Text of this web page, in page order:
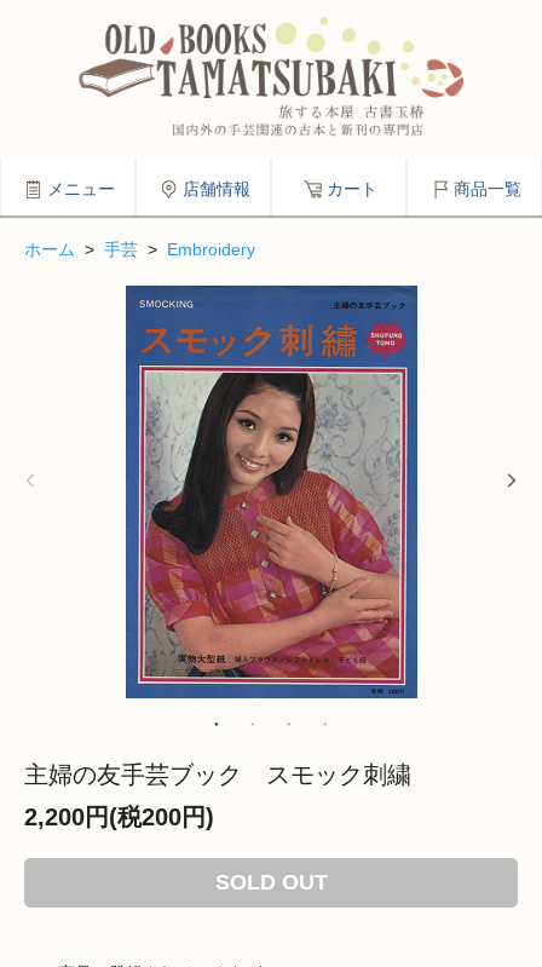
メニュー 店舗情報 カート 商品一覧
ホーム > 手芸 > Embroidery
主婦の友手芸ブック スモック刺繍
2,200円(税200円)
SOLD OUT